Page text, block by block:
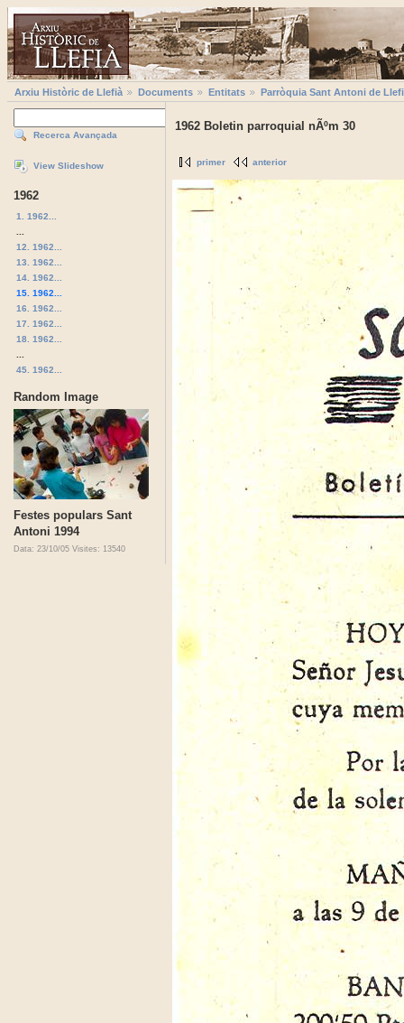
Arxiu Històric de Llefià Documents Entitats Parròquia Sant Antoni de
Recerca Avançada
View Slideshow
1962
1. 1962...
12. 1962...
13. 1962...
14. 1962...
15. 1962...
16. 1962...
17. 1962...
18. 1962...
45. 1962...
Random Image
Festes populars Sant
Antoni 1994
Data: 23/10/05 Visites: 13540
1962 Boletin parroquial nÃºm 30
primer anterior